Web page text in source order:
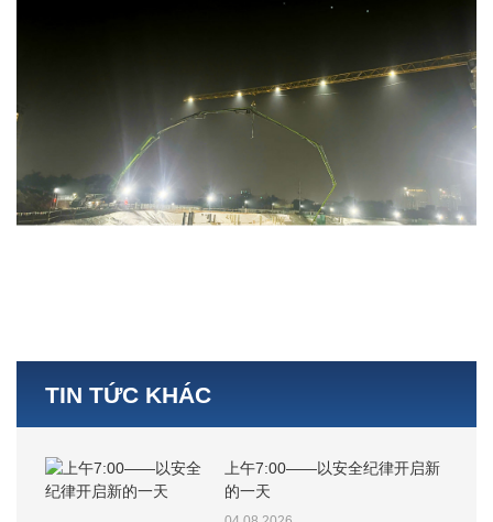
TIN TỨC KHÁC
上午7:00——以安全纪律开启新
的一天